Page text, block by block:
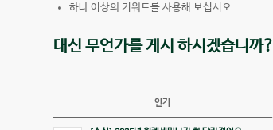
하나 이상의 키워드를 사용해 보십시오.
대신 무언가를 게시 하시겠습니까?
인기